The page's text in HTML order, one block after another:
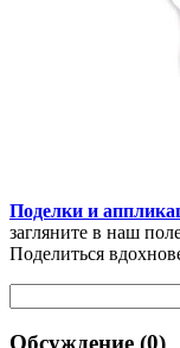
Поделки и
загляните в наш
Поделиться